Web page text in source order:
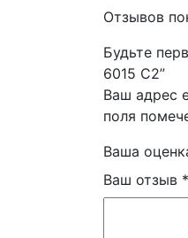
Отзывов
Будьте
6015 С2”
Ваш адрес
поля
Ваша
Ваш отзыв *